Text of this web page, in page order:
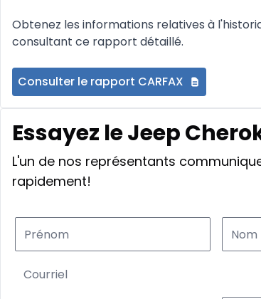
Obtenez les informations relatives à
consultant ce rapport détaillé.
Consulter le rapport CARFAX
Essayez le Jeep
L'un de nos représentants
rapidement!